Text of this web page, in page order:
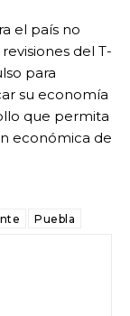
el país no
del T-
para
su economía
que permita
económica de
Puebla